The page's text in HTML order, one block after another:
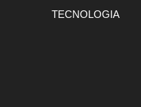
TECNOLOGIA